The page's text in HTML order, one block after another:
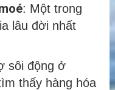
: Một trong
lâu đời nhất
sôi động ở
thấy hàng hóa